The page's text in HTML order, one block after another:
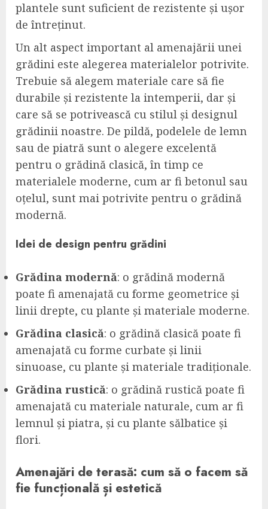
plantele sunt suficient de rezistente și ușor
de întreținut.
Un alt aspect important al amenajării unei
grădini este alegerea materialelor potrivite.
Trebuie să alegem materiale care să fie
durabile și rezistente la intemperii, dar și
care să se potrivească cu stilul și designul
grădinii noastre. De pildă, podelele de lemn
sau de piatră sunt o alegere excelentă
pentru o grădină clasică, în timp ce
materialele moderne, cum ar fi betonul sau
oțelul, sunt mai potrivite pentru o grădină
modernă.
Idei de design pentru grădini
Grădina modernă: o grădină modernă
poate fi amenajată cu forme geometrice și
linii drepte, cu plante și materiale moderne.
Grădina clasică: o grădină clasică poate fi
amenajată cu forme curbate și linii
sinuoase, cu plante și materiale tradiționale.
Grădina rustică: o grădină rustică poate fi
amenajată cu materiale naturale, cum ar fi
lemnul și piatra, și cu plante sălbatice și
flori.
Amenajări de terasă: cum să o facem să
fie funcțională și estetică